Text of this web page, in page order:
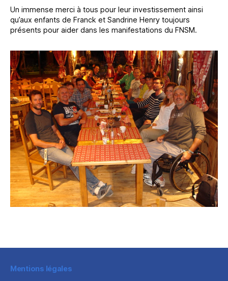
Un immense merci à tous pour leur investissement ainsi
qu’aux enfants de Franck et Sandrine Henry toujours
présents pour aider dans les manifestations du FNSM.
Mentions légales